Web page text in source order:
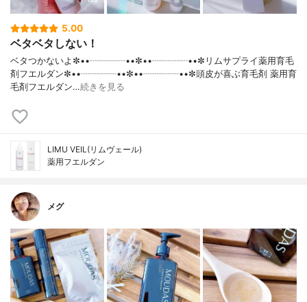
5.00
ベタベタしない！
ベタつかないよ✼••┈┈┈┈••✼••┈┈┈┈••✼リムサプライ薬用育毛
剤フエルダン✼••┈┈┈┈••✼••┈┈┈┈••✼頭皮が喜ぶ育毛剤 薬用育
毛剤フエルダン…続きを見る
LIMU VEIL(リムヴェール)
薬用フエルダン
メグ